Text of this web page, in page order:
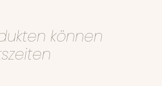
können